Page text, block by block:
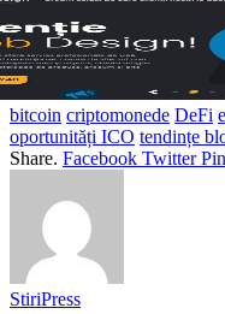
bitcoin criptomonede DeFi
oportunități ICO tendințe
Share. Facebook Twitter
StiriPress